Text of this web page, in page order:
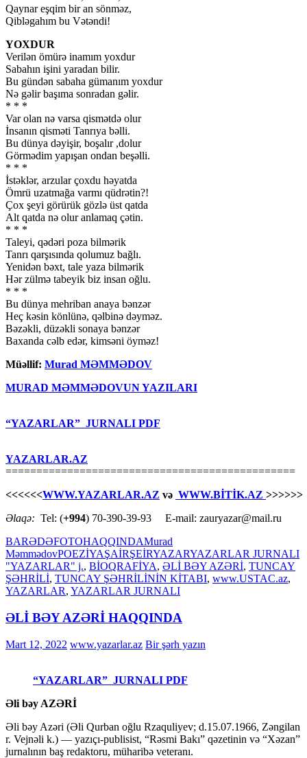
Qaynar eşqim bir an sönməz,
Qibləgahım bu Vətəndi!
YOXDUR
Verilən ömürə inamım yoxdur
Sabahın işini yaradan bilir.
Bu gündən sabaha gümanım yoxdur
Nə gəlir başıma sonradan gəlir.
* * *
Var olan nə varsa qismətdə olur
İnsanın qisməti Tanrıya bəlli.
Bu dünya dəyişir, boşalır ,dolur
Görmədim yapışan ondan beşəlli.
* * *
İstəklər, arzular çoxdu həyatda
Ömrü uzatmağa varmı qüdrətin?!
Çox şeyi görürük gözlə üst qatda
Alt qatda nə olur anlamaq çətin.
* * *
Taleyi, qədəri poza bilmərik
Tanrı qarşısında qolumuz bağlı.
Yenidən bəxt, tale yaza bilmərik
Hər zülmə tabeyik biz insan oğlu.
* * *
Bu dünya mehriban anaya bənzər
Heç kəsin könlünə, qəlbinə dəyməz.
Bəzəkli, düzəkli sonaya bənzər
Baxanda cəlb edər, kimsəni öyməz!
Müəllif: Murad MƏMMƏDOV
MURAD MƏMMƏDOVUN YAZILARI
“YAZARLAR” JURNALI PDF
YAZARLAR.AZ
===============================================
<<<<<<WWW.YAZARLAR.AZ və WWW.BİTİK.AZ >>>>>>
Əlaqə: Tel: (+994) 70-390-39-93 E-mail: zauryazar@mail.ru
BARƏDƏFOTOHAQQINDAMurad
MəmmədovPOEZİYAŞAİRŞEİRYAZARYAZARLAR JURNALI
"YAZARLAR" j., BİOQRAFİYA, ƏLİ BƏY AZƏRİ, TUNCAY
ŞƏHRİLİ, TUNCAY ŞƏHRİLİNİN KİTABI, www.USTAC.az,
YAZARLAR, YAZARLAR JURNALI
ƏLİ BƏY AZƏRİ HAQQINDA
Mart 12, 2022 www.yazarlar.az Bir şərh yazın
“YAZARLAR” JURNALI PDF
Əli bəy AZƏRİ
Əli bəy Azəri (Əli Qurban oğlu Rzaquliyev; d.15.07.1966, Zəngilan
r. Vejnəli k.) — yazıçı-publisist, “Rəsmi Bakı” qəzetinin və “Xəzan”
jurnalının baş redaktoru, müharibə veteranı.